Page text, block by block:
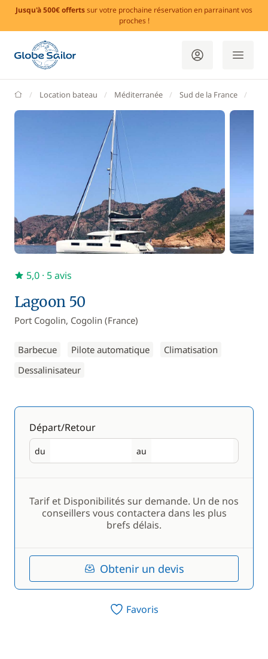
Jusqu'à 500€ offertssur votre prochaine réservation en parrainant vos
proches !
GlobeSailor
Location bateau Méditerranée Sud de la France
Lagoon 50
Port Cogolin, Cogolin (France)
Barbecue Pilote automatique
Climatisation
Dessalinisateur
5,0 · 5 avis
Départ/Retour
du
Départ au
Retour
Tarif et Disponibilités sur demande. Un de nos
conseillers vous contactera dans les plus
brefs délais.
Obtenir un devis
Favoris